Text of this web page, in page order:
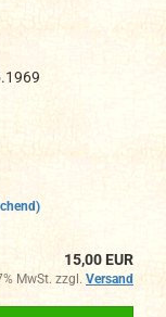
15,00 EUR
MwSt. zzgl. Versand